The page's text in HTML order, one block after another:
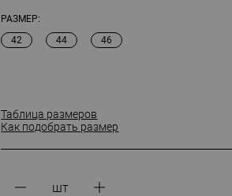
РАЗМЕР:
42
44 46
Таблица размеров
Как подобрать размер
шт